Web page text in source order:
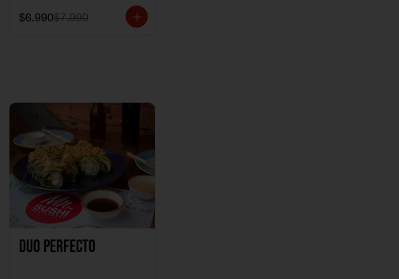
$6.990$7.990
Duo perfecto